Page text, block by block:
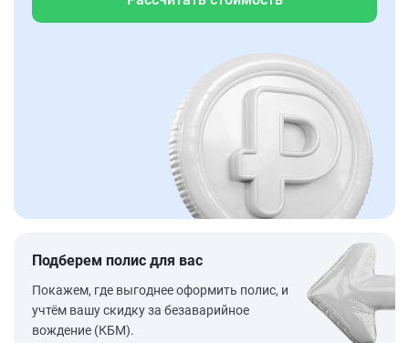
Подберем полис для вас
Покажем, где выгоднее оформить полис, и
учтём вашу скидку за безаварийное
вождение (КБМ).